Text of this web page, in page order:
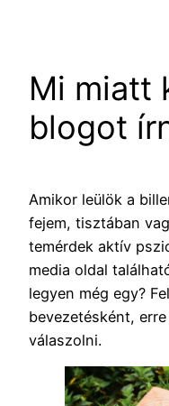
Mi miatt
blogot
Amikor leülök a
fejem, tisztában
temérdek aktív
media oldal
legyen még egy?
bevezetésként,
válaszolni.